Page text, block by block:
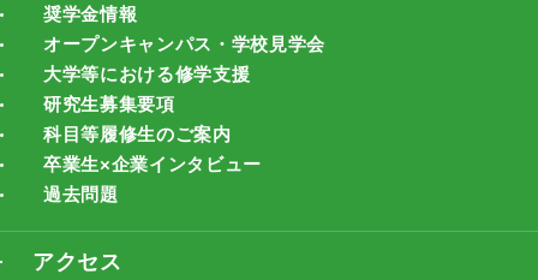
奨学金情報
オープンキャンパス・学校見学会
大学等における修学支援
研究生募集要項
科目等履修生のご案内
卒業生×企業インタビュー
過去問題
アクセス